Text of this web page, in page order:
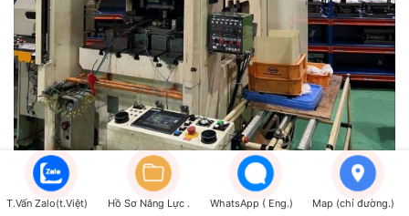
T.Vấn Zalo(t.Việt) Hồ Sơ Năng Lực . WhatsApp ( Eng.) Map (chỉ đường.)